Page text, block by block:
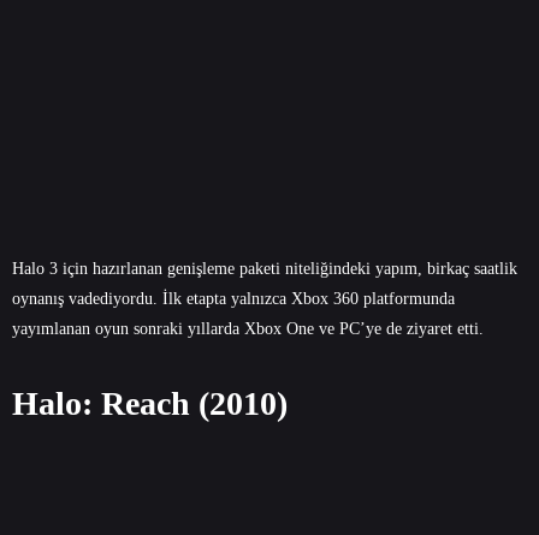
Halo 3 için hazırlanan genişleme paketi niteliğindeki yapım, birkaç saatlik
oynanış vadediyordu. İlk etapta yalnızca Xbox 360 platformunda
yayımlanan oyun sonraki yıllarda Xbox One ve PC’ye de ziyaret etti.
Halo: Reach (2010)